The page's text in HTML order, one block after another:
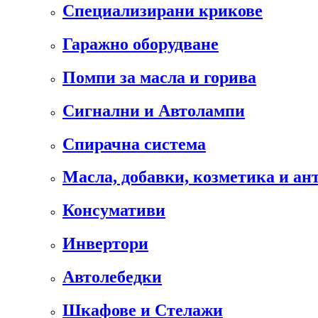
Специализирани крикове
Гаражно оборудване
Помпи за масла и горива
Сигнални и Автолампи
Спирачна система
Масла, добавки, козметика и
Консумативи
Инвертори
Автолебедки
Шкафове и Стелажи